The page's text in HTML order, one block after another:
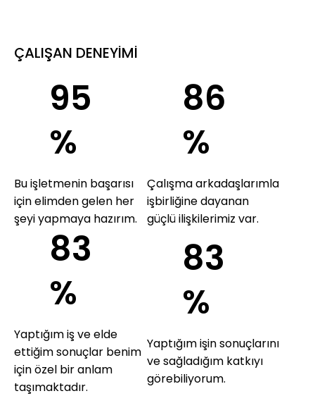
ÇALIŞAN DENEYİMİ
95
%
Bu işletmenin başarısı
için elimden gelen her
şeyi yapmaya hazırım.
86
%
Çalışma arkadaşlarımla
işbirliğine dayanan
güçlü ilişkilerimiz var.
83
%
Yaptığım iş ve elde
ettiğim sonuçlar benim
için özel bir anlam
taşımaktadır.
83
%
Yaptığım işin sonuçlarını
ve sağladığım katkıyı
görebiliyorum.